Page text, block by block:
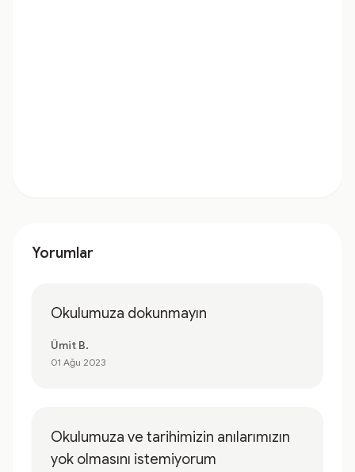
Yorumlar
Okulumuza dokunmayın
Ümit B.
01 Ağu 2023
Okulumuza ve tarihimizin anılarımızın
yok olmasını istemiyorum